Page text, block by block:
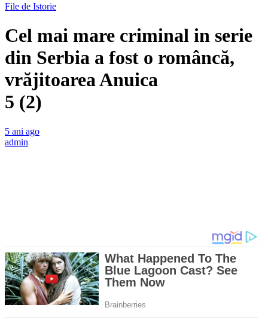
File de Istorie
Cel mai mare criminal in serie
din Serbia a fost o româncă,
vrăjitoarea Anuica
5 (2)
5 ani ago
admin